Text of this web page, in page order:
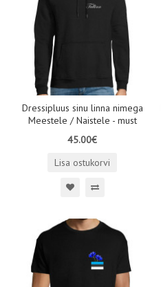
Dressipluus sinu linna nimega
Meestele / Naistele - must
45.00€
Lisa ostukorvi